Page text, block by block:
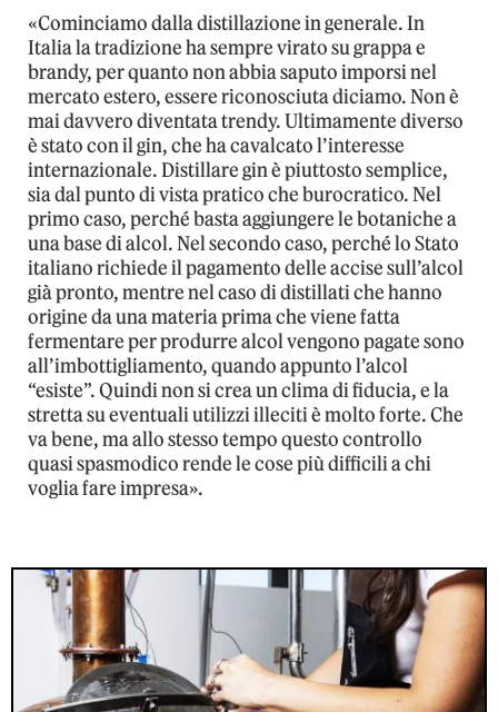
«Cominciamo dalla distillazione in generale. In
Italia la tradizione ha sempre virato su grappa e
brandy, per quanto non abbia saputo imporsi nel
mercato estero, essere riconosciuta diciamo. Non è
mai davvero diventata trendy. Ultimamente diverso
è stato con il gin, che ha cavalcato l’interesse
internazionale. Distillare gin è piuttosto semplice,
sia dal punto di vista pratico che burocratico. Nel
primo caso, perché basta aggiungere le botaniche a
una base di alcol. Nel secondo caso, perché lo Stato
italiano richiede il pagamento delle accise sull’alcol
già pronto, mentre nel caso di distillati che hanno
origine da una materia prima che viene fatta
fermentare per produrre alcol vengono pagate sono
all’imbottigliamento, quando appunto l’alcol
“esiste”. Quindi non si crea un clima di fiducia, e la
stretta su eventuali utilizzi illeciti è molto forte. Che
va bene, ma allo stesso tempo questo controllo
quasi spasmodico rende le cose più difficili a chi
voglia fare impresa».